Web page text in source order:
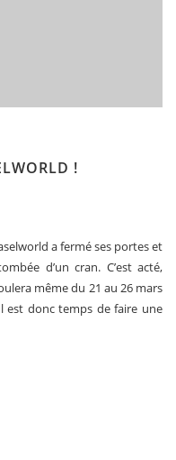
!
a fermé ses portes et
d’un cran. C’est acté,
même du 21 au 26 mars
est donc temps de faire une